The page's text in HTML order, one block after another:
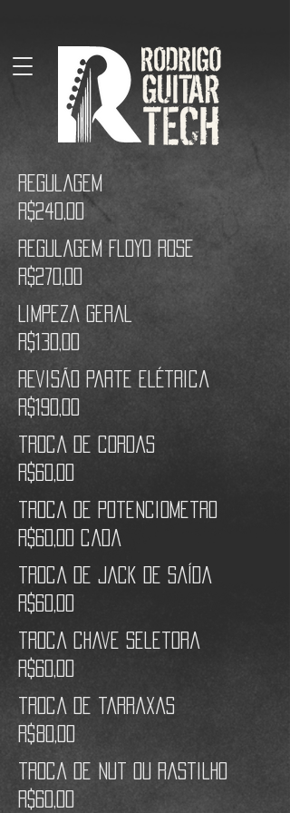
Regulagem
R$240,00
Regulagem FloyD ROSE
R$270,00
Limpeza geral
R$130,00
REvisão parte elétrica
R$190,00
troca de cordas
R$60,00
troca de potenciometro
R$60,00 cada
troca de jack de saída
R$60,00
troca chave seletora
R$60,00
troca de tarraxas
R$80,00
troca de nut ou rastilho
R$60,00